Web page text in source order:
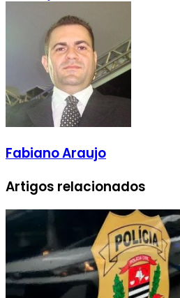
Fabiano Araujo
Artigos relacionados